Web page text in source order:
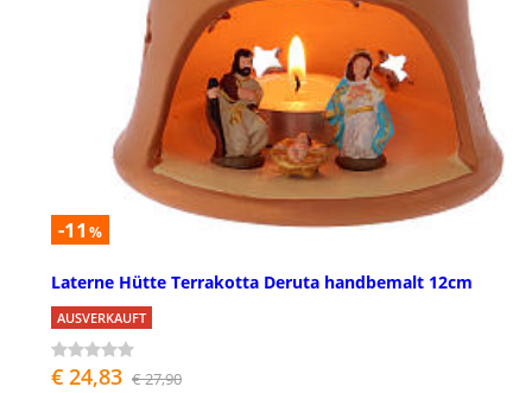
-11 %
Laterne Hütte Terrakotta Deruta handbemalt 12cm
AUSVERKAUFT
€ 24,83 € 27,90